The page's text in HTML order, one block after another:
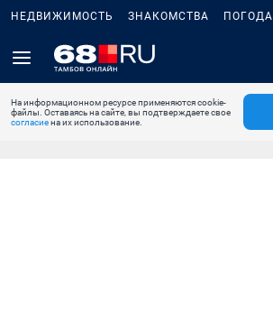
НЕДВИЖИМОСТЬ ЗНАКОМСТВА ПОГОДА
На информационном ресурсе применяются cookie-
файлы. Оставаясь на сайте, вы подтверждаете свое
согласиена их использование.